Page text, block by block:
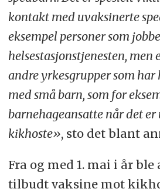
kontakt med uvaksinerte
eksempel personer som
helsestasjonstjenesten, men
andre yrkesgrupper som
med små barn, som for
barnehageansatte når det
kikhoste», sto det blant
Fra og med 1. mai i år
tilbudt vaksine mot